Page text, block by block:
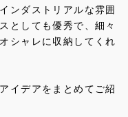
ンダストリアルな雰囲
としても優秀で、細々
シャレに収納してくれ
イデアをまとめてご紹